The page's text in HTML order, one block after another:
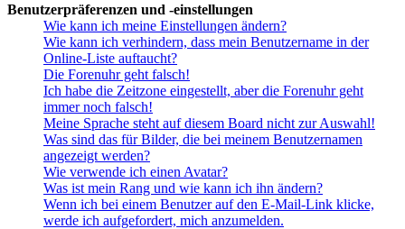
Benutzerpräferenzen und -einstellungen
Wie kann ich meine Einstellungen ändern?
Wie kann ich verhindern, dass mein Benutzername in der
Online-Liste auftaucht?
Die Forenuhr geht falsch!
Ich habe die Zeitzone eingestellt, aber die Forenuhr geht
immer noch falsch!
Meine Sprache steht auf diesem Board nicht zur Auswahl!
Was sind das für Bilder, die bei meinem Benutzernamen
angezeigt werden?
Wie verwende ich einen Avatar?
Was ist mein Rang und wie kann ich ihn ändern?
Wenn ich bei einem Benutzer auf den E-Mail-Link klicke,
werde ich aufgefordert, mich anzumelden.